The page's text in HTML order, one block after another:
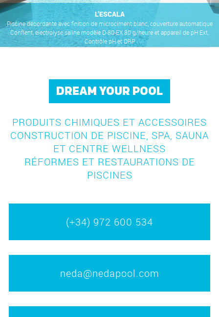
L’ESCALA
​Piscine débordante avec finition de microciment blanc, couverture automatique
Conflent, électrolyse saline modèle D-80-EX 80 g/heure et appareil de pH Ext.
Contrôle pH et ORP
DREAM YOUR POOL
PRODUITS CHIMIQUES ET ACCESSOIRES
CONSTRUCTION DE PISCINE, SPA, SAUNA
ET CENTRE WELLNESS
RÉFORMES ET RESTAURATIONS DE
PISCINES
(+34) 972 600 534
neda@nedapool.com